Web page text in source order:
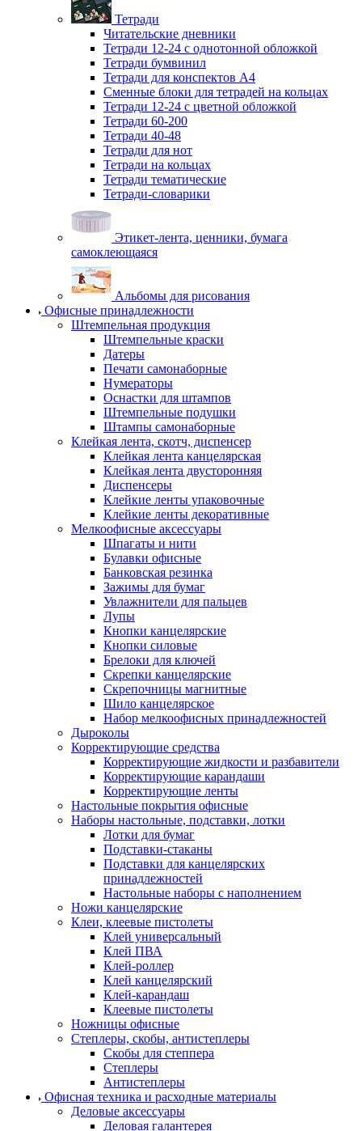
Тетради
Читательские дневники
Тетради 12-24 с однотонной обложкой
Тетради бумвинил
Тетради для конспектов А4
Сменные блоки для тетрадей на кольцах
Тетради 12-24 с цветной обложкой
Тетради 60-200
Тетради 40-48
Тетради для нот
Тетради на кольцах
Тетради тематические
Тетради-словарики
Этикет-лента, ценники, бумага
самоклеющаяся
Альбомы для рисования
Офисные принадлежности
Штемпельная продукция
Штемпельные краски
Датеры
Печати самонаборные
Нумераторы
Оснастки для штампов
Штемпельные подушки
Штампы самонаборные
Клейкая лента, скотч, диспенсер
Клейкая лента канцелярская
Клейкая лента двусторонняя
Диспенсеры
Клейкие ленты упаковочные
Клейкие ленты декоративные
Мелкоофисные аксессуары
Шпагаты и нити
Булавки офисные
Банковская резинка
Зажимы для бумаг
Увлажнители для пальцев
Лупы
Кнопки канцелярские
Кнопки силовые
Брелоки для ключей
Скрепки канцелярские
Скрепочницы магнитные
Шило канцелярское
Набор мелкоофисных принадлежностей
Дыроколы
Корректирующие средства
Корректирующие жидкости и разбавители
Корректирующие карандаши
Корректирующие ленты
Настольные покрытия офисные
Наборы настольные, подставки, лотки
Лотки для бумаг
Подставки-стаканы
Подставки для канцелярских
принадлежностей
Настольные наборы с наполнением
Ножи канцелярские
Клеи, клеевые пистолеты
Клей универсальный
Клей ПВА
Клей-роллер
Клей канцелярский
Клей-карандаш
Клеевые пистолеты
Ножницы офисные
Степлеры, скобы, антистеплеры
Скобы для степпера
Степлеры
Антистеплеры
Офисная техника и расходные материалы
Деловые аксессуары
Деловая галантерея